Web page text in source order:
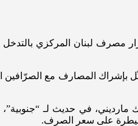
مصرف لبنان المركزي
المصارف مع الصرّافين
مارديني، في حديث لـ
على سعر الصرف.